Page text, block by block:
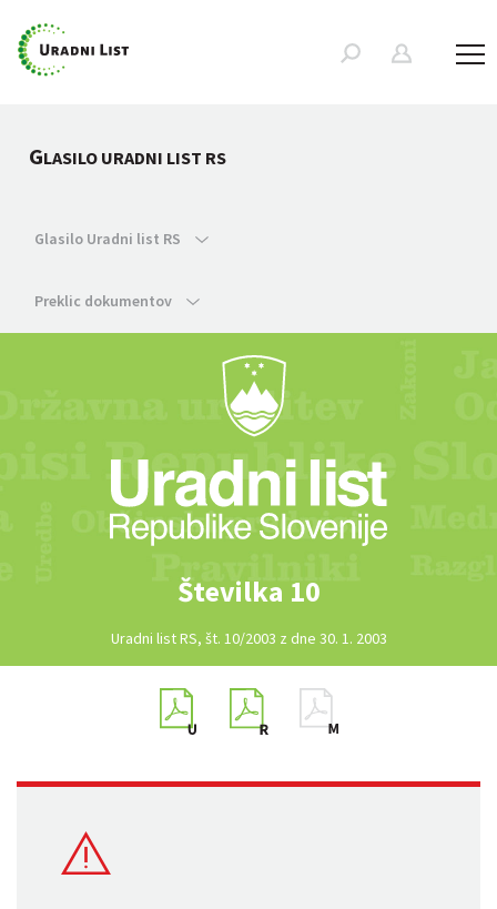
GLASILO URADNI LIST RS
Glasilo Uradni list RS
Preklic dokumentov
Številka 10
Uradni list RS, št. 10/2003 z dne 30. 1. 2003